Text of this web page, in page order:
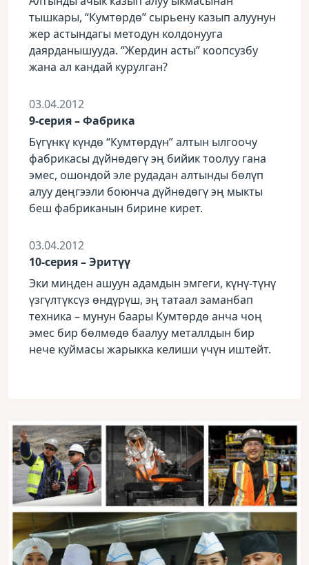
тышкары, “Кумтөрдө” сырьену казып алуунун
жер астындагы методун колдонууга
даярданышууда. “Жердин асты” коопсузбу
жана ал кандай курулган?
03.04.2012
9-серия – Фабрика
Бүгүнкү күндө “Кумтөрдүн” алтын ылгоочу
фабрикасы дүйнөдөгү эң бийик тоолуу гана
эмес, ошондой эле рудадан алтынды бөлүп
алуу деңгээли боюнча дүйнөдөгү эң мыкты
беш фабриканын бирине кирет.
03.04.2012
10-серия – Эритүү
Эки миңден ашуун адамдын эмгеги, күнү-түнү
үзгүлтүксүз өндүрүш, эң татаал заманбап
техника – мунун баары Кумтөрдө анча чоң
эмес бир бөлмөдө баалуу металлдын бир
нече куймасы жарыкка келиши үчүн иштейт.